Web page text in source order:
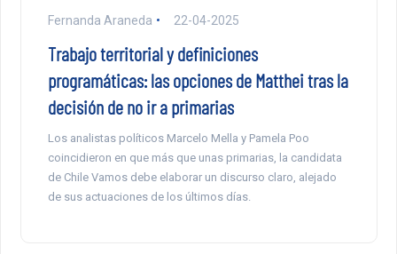
Fernanda Araneda 22-04-2025
Trabajo territorial y definiciones
programáticas: las opciones de Matthei tras la
decisión de no ir a primarias
Los analistas políticos Marcelo Mella y Pamela Poo
coincidieron en que más que unas primarias, la candidata
de Chile Vamos debe elaborar un discurso claro, alejado
de sus actuaciones de los últimos días.